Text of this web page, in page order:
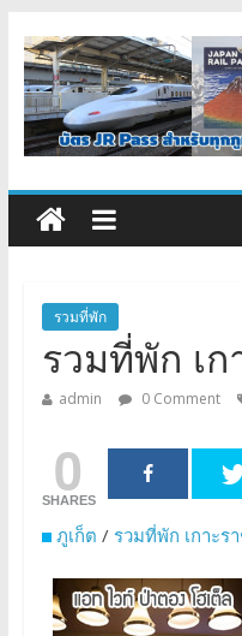
รวมที่พัก
รวมที่พัก เก
admin 0 Comment
0
SHARES
ภูเก็ต / รวมที่พัก เกาะร